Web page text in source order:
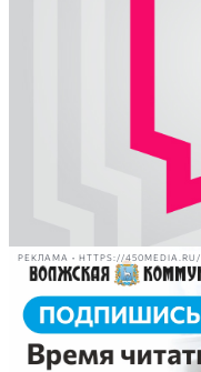
РЕКЛАМА • HTTPS://450MEDIA.RU/